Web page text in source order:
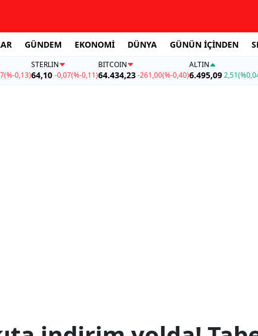
GÜNDEM EKONOMİ DÜNYA GÜNÜN İÇİNDEN
(%-0,13)
STERLIN
64,10 -0,07(%-0,11)
BITCOIN
64.434,23-261,00(%-0,40)
ALTIN
6.495,092,51